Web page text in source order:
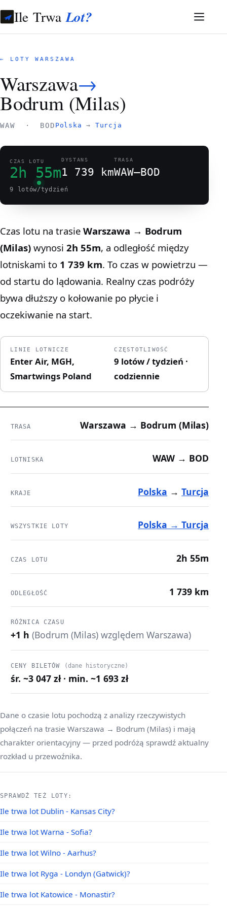
Ile TrwaLot?
← LOTY WARSZAWA
Warszawa→
Bodrum (Milas)
WAW · BOD Polska → Turcja
CZAS LOTU
2h 55m
DYSTANS
1 739 km
TRASA
WAW–BOD
9 lotów/tydzień
Czas lotu na trasie Warszawa → Bodrum
(Milas) wynosi 2h 55m, a odległość między
lotniskami to 1 739 km. To czas w powietrzu —
od startu do lądowania. Realny czas podróży
bywa dłuższy o kołowanie po płycie i
oczekiwanie na start.
LINIE LOTNICZE
Enter Air, MGH,
Smartwings Poland
CZĘSTOTLIWOŚĆ
9 lotów / tydzień ·
codziennie
TRASA Warszawa → Bodrum (Milas)
LOTNISKA WAW → BOD
KRAJE Polska →Turcja
WSZYSTKIE LOTY Polska → Turcja
CZAS LOTU 2h 55m
ODLEGŁOŚĆ 1 739 km
RÓŻNICA CZASU
+1 h (Bodrum (Milas) względem Warszawa)
CENY BILETÓW (dane historyczne)
śr. ~3 047 zł · min. ~1 693 zł
Dane o czasie lotu pochodzą z analizy rzeczywistych
połączeń na trasie Warszawa → Bodrum (Milas) i mają
charakter orientacyjny — przed podróżą sprawdź aktualny
rozkład u przewoźnika.
SPRAWDŹ TEŻ LOTY:
Ile trwa lot Dublin - Kansas City?
Ile trwa lot Warna - Sofia?
Ile trwa lot Wilno - Aarhus?
Ile trwa lot Ryga - Londyn (Gatwick)?
Ile trwa lot Katowice - Monastir?